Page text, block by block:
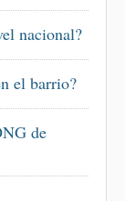
nacional?
el barrio?
de